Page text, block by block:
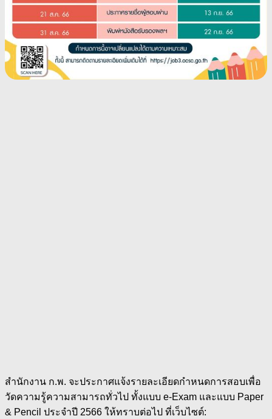
สำนักงาน ก.พ. จะประกาศแจ้งรายละเอียดกำหนดการสอบเพื่อ
วัดความรู้ความสามารถทั่วไป ทั้งแบบ e-Exam และแบบ Paper
& Pencil ประจำปี 2566 ให้ทราบต่อไป ที่เว็บไซต์: